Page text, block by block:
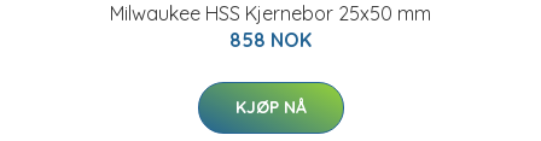
Milwaukee HSS Kjernebor 25x50 mm
858 NOK
KJØP NÅ